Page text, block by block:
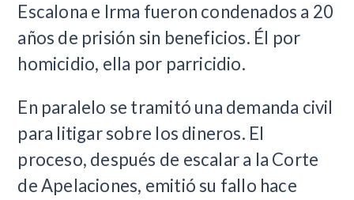
Escalona e Irma fueron condenados a 20
años de prisión sin beneficios. Él por
homicidio, ella por parricidio.
En paralelo se tramitó una demanda civil
para litigar sobre los dineros. El
proceso, después de escalar a la Corte
de Apelaciones, emitió su fallo hace